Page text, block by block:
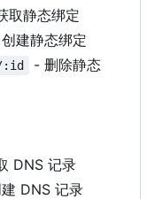
取静态绑定
建静态绑定
:id
- 删除静态
DNS 记录
DNS 记录